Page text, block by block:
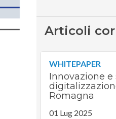
Articoli
WHITEPAPER
Innovazione
Romagna
01 Lug 2025